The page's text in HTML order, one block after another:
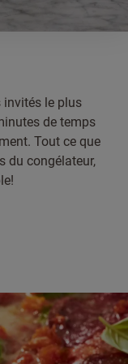
invités le plus
de temps
Tout ce que
du congélateur,